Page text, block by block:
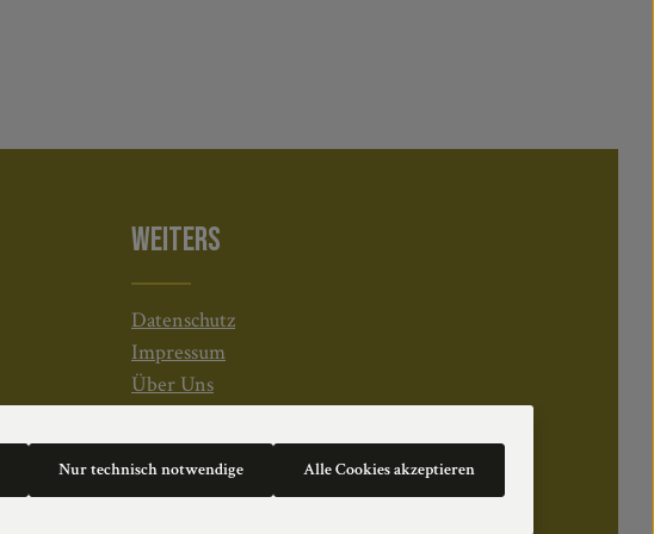
WEITERS
Datenschutz
Impressum
Über Uns
Nur technisch notwendige Alle Cookies akzeptieren